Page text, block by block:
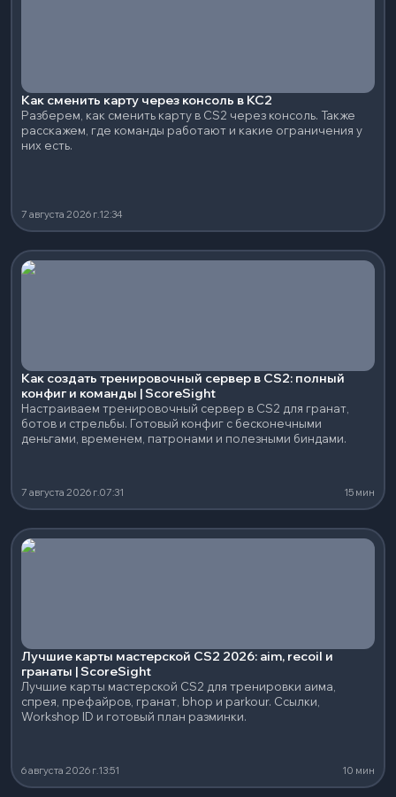
Как сменить карту через консоль в КС2
Разберем, как сменить карту в CS2 через консоль. Также
расскажем, где команды работают и какие ограничения у
них есть.
7 августа 2026 г.12:34
Как создать тренировочный сервер в CS2: полный
конфиг и команды | ScoreSight
Настраиваем тренировочный сервер в CS2 для гранат,
ботов и стрельбы. Готовый конфиг с бесконечными
деньгами, временем, патронами и полезными биндами.
7 августа 2026 г.07:31 15 мин
Лучшие карты мастерской CS2 2026: aim, recoil и
гранаты | ScoreSight
Лучшие карты мастерской CS2 для тренировки аима,
спрея, префайров, гранат, bhop и parkour. Ссылки,
Workshop ID и готовый план разминки.
6 августа 2026 г.13:51 10 мин